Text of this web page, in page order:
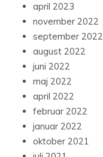
april 2023
november 2022
september 2022
august 2022
juni 2022
maj 2022
april 2022
februar 2022
januar 2022
oktober 2021